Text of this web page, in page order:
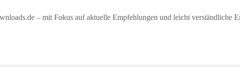
– mit Fokus auf aktuelle Empfehlungen und leicht verständliche